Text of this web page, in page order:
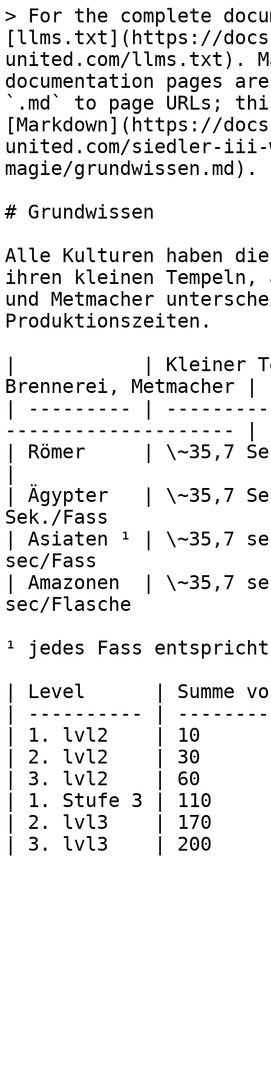
> For the complete
[llms.txt](https://
united.com/llms.txt).
documentation pages
`.md` to page URLs;
[Markdown](https://
united.com/siedler-iii-
magie/grundwissen.md).
# Grundwissen
Alle Kulturen haben
ihren kleinen
und Metmacher
Produktionszeiten.
|           | Kleiner
Brennerei, Metmacher |
| --------- |
-------------------- |
| Römer     | \~35,7
| Ägypter   | \~35,7
Sek./Fass
| Asiaten ¹ | \~35,7
sec/Fass
| Amazonen  | \~35,7
sec/Flasche
¹ jedes Fass entspricht
| Level      | Summe
| ---------- |
| 1. lvl2    | 10
| 2. lvl2    | 30
| 3. lvl2    | 60
| 1. Stufe 3 | 110
| 2. lvl3    | 170